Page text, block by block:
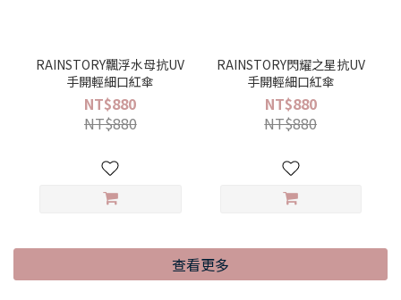
RAINSTORY飄浮水母抗UV
手開輕細口紅傘
NT$880
NT$880
RAINSTORY閃耀之星抗UV
手開輕細口紅傘
NT$880
NT$880
查看更多